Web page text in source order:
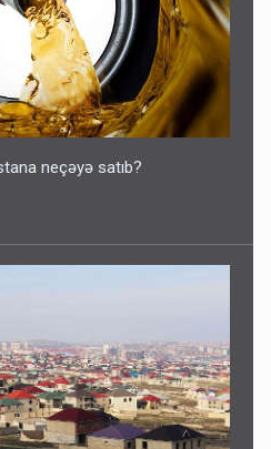
neçəyə satıb?